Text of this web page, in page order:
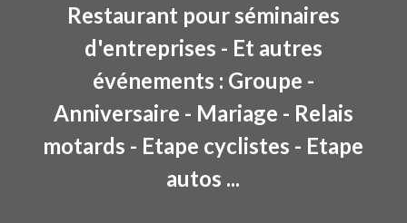
Restaurant pour séminaires
d'entreprises - Et autres
événements : Groupe -
Anniversaire - Mariage - Relais
motards - Etape cyclistes - Etape
autos ...